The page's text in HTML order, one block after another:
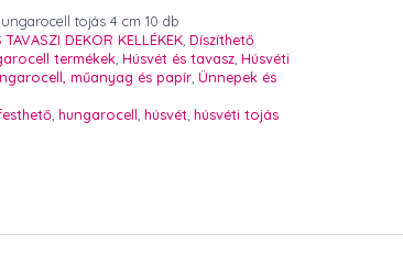
tojás 4 cm 10 db
TAVASZI DEKOR KELLÉKEK, Díszíthető
termékek, Húsvét és tavasz, Húsvéti
műanyag és papír, Ünnepek és
, hungarocell, húsvét, húsvéti tojás